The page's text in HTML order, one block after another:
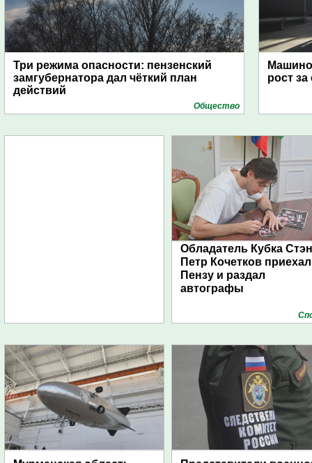
Три режима опасности: пензенский
замгубернатора дал чёткий план
действий
Общество
рост за
Обладатель Кубка
Петр Кочетков
Пензу и раздал
автографы